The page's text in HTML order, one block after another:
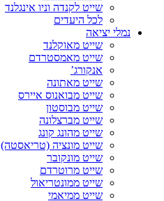
שייט לקנדה וניו אינגלנד
לכל היעדים
נמלי יציאה
שייט מאוקלנד
שייט מאמסטרדם
אנקורג’
שייט מאתונה
שייט מבואנוס איירס
שייט מבוסטון
שייט מברצלונה
שייט מהונג קונג
שייט מונציה (טריאסטה)
שייט מונקובר
שייט מרוטרדם
שייט ממונטריאול
שייט ממיאמי